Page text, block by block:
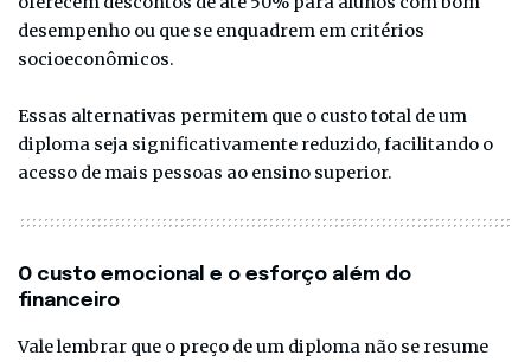
desempenho ou que se enquadrem em critérios
socioeconômicos.
Essas alternativas permitem que o custo total de um
diploma seja significativamente reduzido, facilitando o
acesso de mais pessoas ao ensino superior.
O custo emocional e o esforço além do
financeiro
Vale lembrar que o preço de um diploma não se resume